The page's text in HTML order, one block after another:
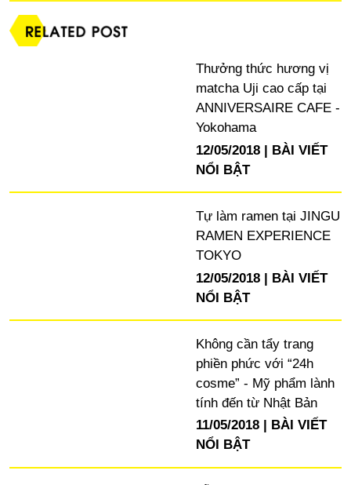
Thưởng thức hương vị
matcha Uji cao cấp tại
ANNIVERSAIRE CAFE -
Yokohama
12/05/2018
BÀI VIẾT
NỔI BẬT
Tự làm ramen tại JINGU
RAMEN EXPERIENCE
TOKYO
12/05/2018
BÀI VIẾT
NỔI BẬT
Không cần tẩy trang
phiền phức với “24h
cosme” - Mỹ phẩm lành
tính đến từ Nhật Bản
11/05/2018
BÀI VIẾT
NỔI BẬT